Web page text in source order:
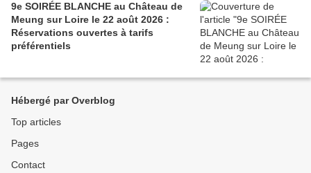
9e SOIRÉE BLANCHE au Château de
Meung sur Loire le 22 août 2026 :
Réservations ouvertes à tarifs
préférentiels
Hébergé par Overblog
Top articles
Pages
Contact